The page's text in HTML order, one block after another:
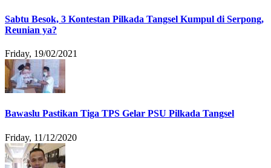
Sabtu Besok, 3 Kontestan Pilkada Tangsel Kumpul di Serpong,
Reunian ya?
Friday, 19/02/2021
Bawaslu Pastikan Tiga TPS Gelar PSU Pilkada Tangsel
Friday, 11/12/2020